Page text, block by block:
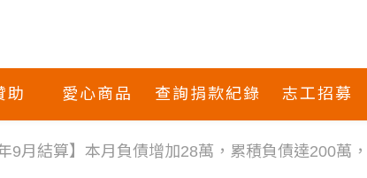
助 愛心商品 查詢捐款紀錄 志工招募
9月結算】本月負債增加28萬，累積負債達200萬